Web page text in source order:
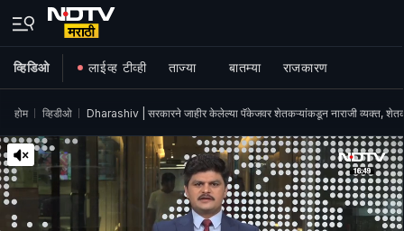
व्हिडिओ लाईव्ह टीव्ही ताज्या बातम्या राजकारण
होम व्हिडीओ Dharashiv | सरकारने जाहीर केलेल्या पॅकेजवर शेतकऱ्यांकडून नाराजी व्यक्त,